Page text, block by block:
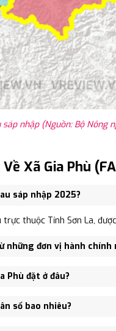
sáp nhập (Nguồn: Bộ
Xã Gia Phù
sáp nhập 2025?
thuộc Tỉnh Sơn La,
những đơn vị hành chính
sở sáp nhập Xã Tường
Phù đặt ở đâu?
Phù đặt tại Bản Tân Ba,
số bao nhiêu?